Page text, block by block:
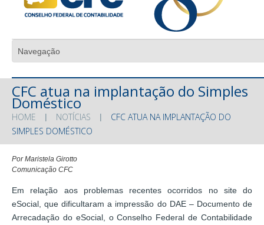
CFC atua na implantação do Simples
Doméstico
HOME NOTÍCIAS
CFC ATUA NA IMPLANTAÇÃO DO
SIMPLES DOMÉSTICO
Por Maristela Girotto
Comunicação CFC
Em relação aos problemas recentes ocorridos no site do
eSocial, que dificultaram a impressão do DAE – Documento de
Arrecadação do eSocial, o Conselho Federal de Contabilidade